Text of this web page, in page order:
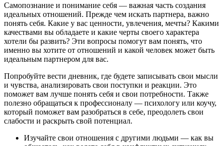
Самопознание и понимание себя — важная часть создания
идеальных отношений. Прежде чем искать партнера, важно
понять себя. Какие у вас ценности, увлечения, мечты? Какими
качествами вы обладаете и какие черты своего характера
хотели бы развить? Эти вопросы помогут вам понять, что
именно вы хотите от отношений и какой человек может быть
идеальным партнером для вас.
Попробуйте вести дневник, где будете записывать свои мысли
и чувства, анализировать свои поступки и реакции. Это
поможет вам лучше понять себя и свои потребности. Также
полезно обращаться к профессионалу — психологу или коучу,
который поможет вам разобраться в себе, преодолеть свои
слабости и раскрыть свой потенциал.
Изучайте свои отношения с другими людьми — как вы